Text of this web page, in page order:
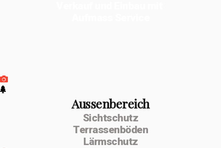
Aussenbereich
Sichtschutz
Terrassenböden
Lärmschutz